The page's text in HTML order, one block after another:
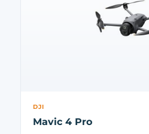
DJI
Mavic 4 Pro